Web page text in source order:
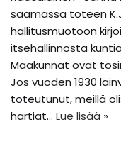
saamassa toteen
hallitusmuotoon
itsehallinnosta
Maakunnat ovat
Jos vuoden 1930
toteutunut, meillä
hartiat… Lue lisää »